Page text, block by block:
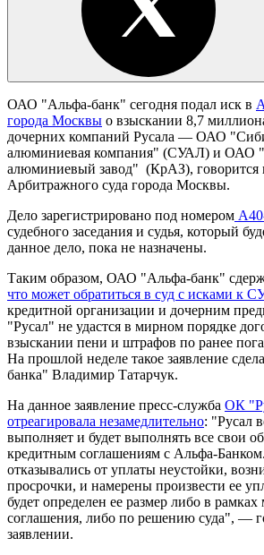
ОАО "Альфа-банк" сегодня подал иск в
города Москвы о взыскании 8,7
дочерних компаний Русала — ОАО
алюминиевая компания" (СУАЛ) и ОАО
алюминиевый завод" (КрАЗ), говорится
Арбитражного суда города Москвы.
Дело зарегистрировано под номером
судебного заседания и судья, который
данное дело, пока не назначены.
Таким образом, ОАО "Альфа-банк"
что может обратиться в суд с исками к
кредитной организации и дочерним
"Русал" не удастся в мирном порядке
взыскании пени и штрафов по ранее
На прошлой неделе такое заявление
банка" Владимир Татарчук.
На данное заявление пресс-служба ОК
отреагировала незамедлительно: "Русал
выполняет и будет выполнять все свои
кредитным соглашениям с Альфа-
отказывались от уплаты неустойки,
просрочки, и намерены произвести ее
будет определен ее размер либо в
соглашения, либо по решению суда", —
заявлении.